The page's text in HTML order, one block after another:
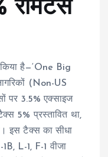
रेमिटेंस
है—‘One Big
(Non-US
पर 3.5% एक्साइज
5% प्रस्तावित था,
इस टैक्स का सीधा
L-1, F-1 वीजा